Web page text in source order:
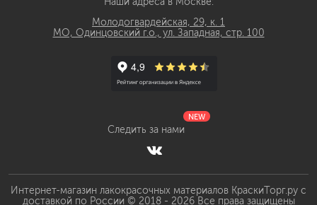
Молодогвардейская, 29, к. 1
МО, Одинцовский г.о., ул. Западная, стр. 100
Следить за нами
NEW
Интернет-магазин лакокрасочных материалов КраскиТорг.ру с
доставкой по России © 2018 - 2026 Все права защищены